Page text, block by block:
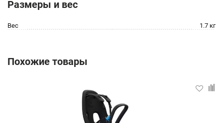
Размеры и вес
Вес 1.7 кг
Похожие товары